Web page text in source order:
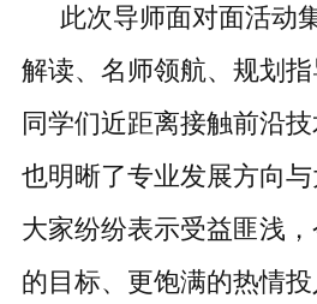
此次导师面对面活动
解读、名师领航、规划指
同学们近距离接触前沿技
也明晰了专业发展方向与
大家纷纷表示受益匪浅
的目标、更饱满的热情